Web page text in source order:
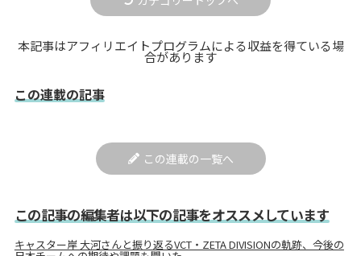
本記事はアフィリエイトプログラムによる収益を得ている場
合があります
この連載の記事
この連載の一覧へ
この記事の編集者は以下の記事をオススメしています
キャスター岸 大河さんと振り返るVCT・ZETA DIVISIONの軌跡、今後の